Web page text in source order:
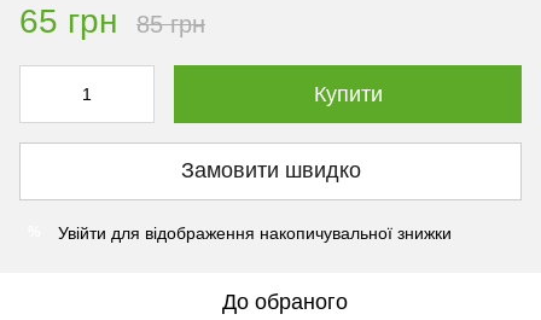
65 грн 85 грн
Купити
Замовити швидко
Увійти для відображення накопичувальної знижки
До обраного